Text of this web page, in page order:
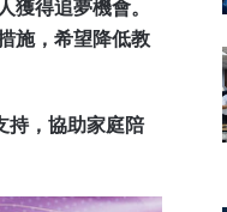
得追夢機會。
施，希望降低教
持，協助家庭陪